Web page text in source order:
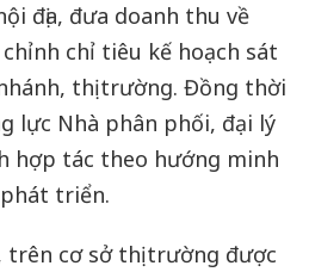
địa, đưa doanh thu về
chỉ tiêu kế hoạch sát
thị trường. Đồng thời
lực Nhà phân phối, đại lý
hợp tác theo hướng minh
triển.
trên cơ sở thị trường được